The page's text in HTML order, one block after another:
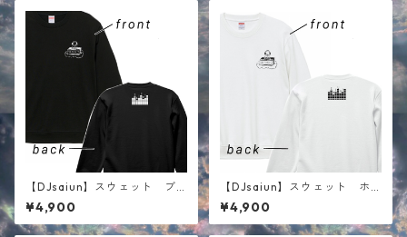
【DJsaiun】スウェット ブ
ラック
¥4,900
【DJsaiun】スウェット ホ
ワイト
¥4,900